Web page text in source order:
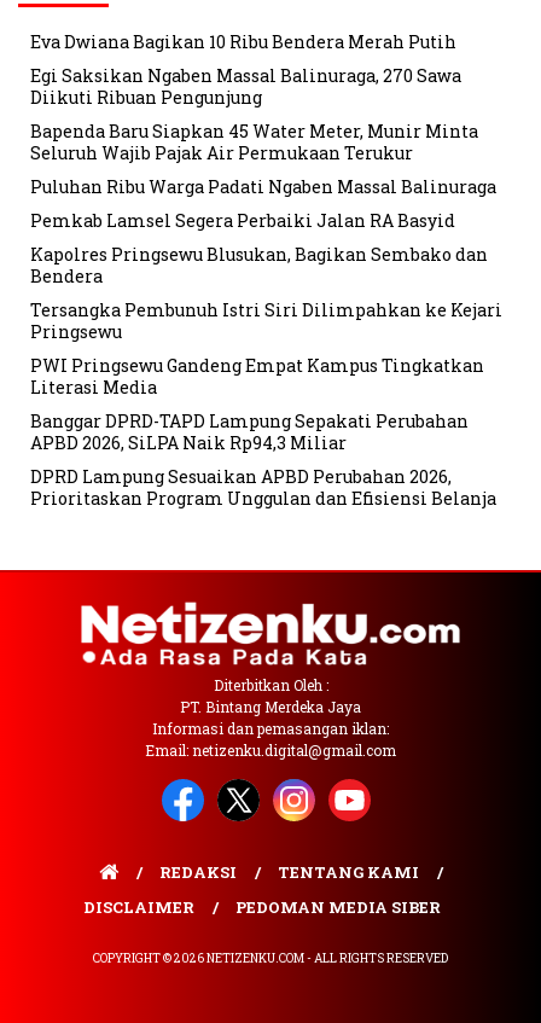
Eva Dwiana Bagikan 10 Ribu Bendera Merah Putih
Egi Saksikan Ngaben Massal Balinuraga, 270 Sawa
Diikuti Ribuan Pengunjung
Bapenda Baru Siapkan 45 Water Meter, Munir Minta
Seluruh Wajib Pajak Air Permukaan Terukur
Puluhan Ribu Warga Padati Ngaben Massal Balinuraga
Pemkab Lamsel Segera Perbaiki Jalan RA Basyid
Kapolres Pringsewu Blusukan, Bagikan Sembako dan
Bendera
Tersangka Pembunuh Istri Siri Dilimpahkan ke Kejari
Pringsewu
PWI Pringsewu Gandeng Empat Kampus Tingkatkan
Literasi Media
Banggar DPRD-TAPD Lampung Sepakati Perubahan
APBD 2026, SiLPA Naik Rp94,3 Miliar
DPRD Lampung Sesuaikan APBD Perubahan 2026,
Prioritaskan Program Unggulan dan Efisiensi Belanja
Diterbitkan Oleh :
PT. Bintang Merdeka Jaya
Informasi dan pemasangan iklan:
Email: netizenku.digital@gmail.com
REDAKSI
TENTANG KAMI
DISCLAIMER
PEDOMAN MEDIA SIBER
COPYRIGHT © 2026 NETIZENKU.COM - ALL RIGHTS RESERVED